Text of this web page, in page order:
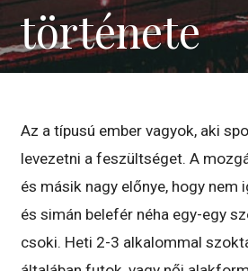
története
Az a típusú ember vagyok, aki
levezetni a feszültséget. A
és másik nagy előnye, hogy nem
és simán belefér néha egy-egy
csoki. Heti 2-3 alkalommal